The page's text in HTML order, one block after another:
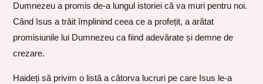
Dumnezeu a promis de-a lungul istoriei că va muri pentru noi.
Când Isus a trăit împlinind ceea ce a profețit, a arătat
promisiunile lui Dumnezeu ca fiind adevărate și demne de
crezare.
Haideți să privim o listă a câtorva lucruri pe care Isus le-a